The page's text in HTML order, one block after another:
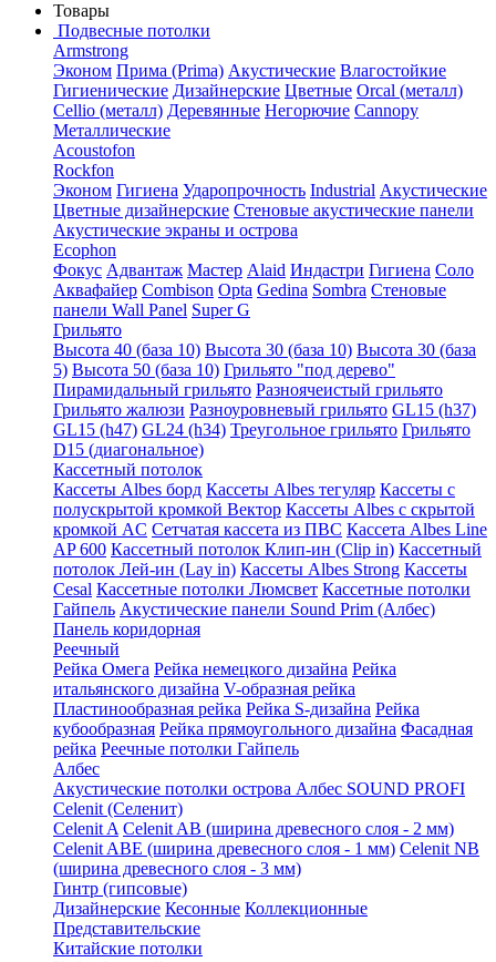
Товары
Подвесные потолки
Armstrong
Эконом Прима (Prima) Акустические Влагостойкие
Гигиенические Дизайнерские Цветные Orcal (металл)
Cellio (металл) Деревянные Негорючие Cannopy
Металлические
Acoustofon
Rockfon
Эконом Гигиена Ударопрочность Industrial Акустические
Цветные дизайнерские Стеновые акустические панели
Акустические экраны и острова
Ecophon
Фокус Адвантаж Мастер Alaid Индастри Гигиена Соло
Аквафайер Combison Opta Gedina Sombra Стеновые
панели Wall Panel Super G
Грильято
Высота 40 (база 10) Высота 30 (база 10) Высота 30 (база
5) Высота 50 (база 10) Грильято "под дерево"
Пирамидальный грильято Разноячеистый грильято
Грильято жалюзи Разноуровневый грильято GL15 (h37)
GL15 (h47) GL24 (h34) Треугольное грильято Грильято
D15 (диагональное)
Кассетный потолок
Кассеты Albes борд Кассеты Albes тегуляр Кассеты с
полускрытой кромкой Вектор Кассеты Albes с скрытой
кромкой AC Сетчатая кассета из ПВС Кассета Albes Line
AP 600 Кассетный потолок Клип-ин (Clip in) Кассетный
потолок Лей-ин (Lay in) Кассеты Albes Strong Кассеты
Cesal Кассетные потолки Люмсвет Кассетные потолки
Гайпель Акустические панели Sound Prim (Албес)
Панель коридорная
Реечный
Рейка Омега Рейка немецкого дизайна Рейка
итальянского дизайна V-образная рейка
Пластинообразная рейка Рейка S-дизайна Рейка
кубообразная Рейка прямоугольного дизайна Фасадная
рейка Реечные потолки Гайпель
Албес
Акустические потолки острова Албес SOUND PROFI
Celenit (Селенит)
Celenit A Celenit AB (ширина древесного слоя - 2 мм)
Celenit ABE (ширина древесного слоя - 1 мм) Celenit NB
(ширина древесного слоя - 3 мм)
Гинтр (гипсовые)
Дизайнерские Кесонные Коллекционные
Представительские
Китайские потолки